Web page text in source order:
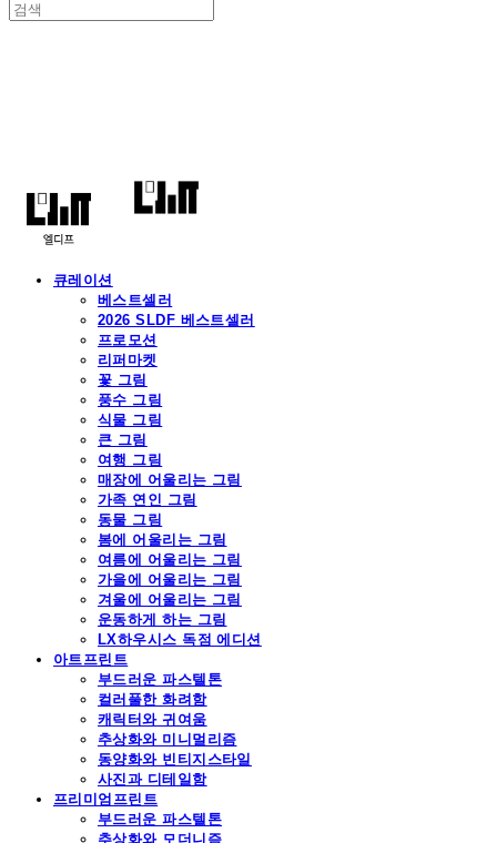
큐레이션
베스트셀러
2026 SLDF 베스트셀러
프로모션
리퍼마켓
꽃 그림
풍수 그림
식물 그림
큰 그림
여행 그림
매장에 어울리는 그림
가족 연인 그림
동물 그림
봄에 어울리는 그림
여름에 어울리는 그림
가을에 어울리는 그림
겨울에 어울리는 그림
운동하게 하는 그림
LX하우시스 독점 에디션
아트프린트
부드러운 파스텔톤
컬러풀한 화려함
캐릭터와 귀여움
추상화와 미니멀리즘
동양화와 빈티지스타일
사진과 디테일함
프리미엄프린트
부드러운 파스텔톤
추상화와 모더니즘